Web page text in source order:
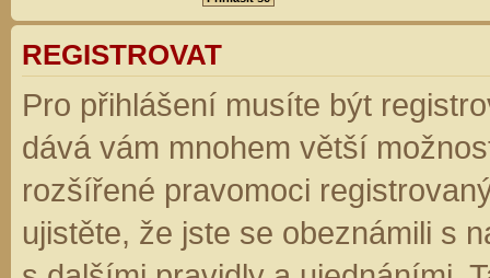
REGISTROVAT
Pro přihlášení musíte být
dává vám mnohem větší
rozšířené pravomoci
ujistěte, že jste se obeznámili s